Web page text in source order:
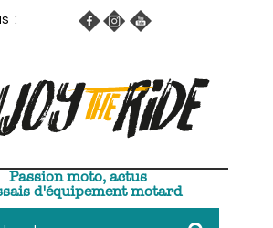
:
Passion moto, actus
d'équipement motard